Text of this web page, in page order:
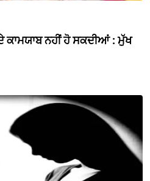
ਕਾਮਯਾਬ ਨਹੀਂ ਹੋ ਸਕਦੀਆਂ : ਮੁੱਖ